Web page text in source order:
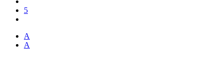
5
А
А